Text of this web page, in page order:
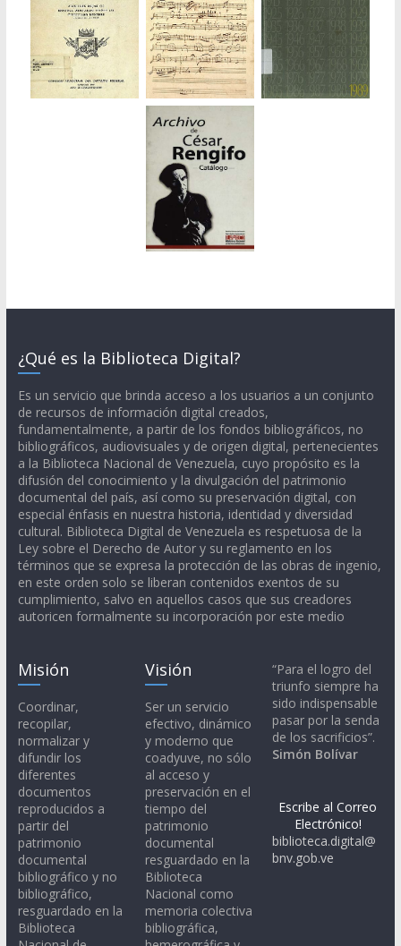
¿Qué es la Biblioteca Digital?
Es un servicio que brinda acceso a los usuarios a un conjunto
de recursos de información digital creados,
fundamentalmente, a partir de los fondos bibliográficos, no
bibliográficos, audiovisuales y de origen digital, pertenecientes
a la Biblioteca Nacional de Venezuela, cuyo propósito es la
difusión del conocimiento y la divulgación del patrimonio
documental del país, así como su preservación digital, con
especial énfasis en nuestra historia, identidad y diversidad
cultural. Biblioteca Digital de Venezuela es respetuosa de la
Ley sobre el Derecho de Autor y su reglamento en los
términos que se expresa la protección de las obras de ingenio,
en este orden solo se liberan contenidos exentos de su
cumplimiento, salvo en aquellos casos que sus creadores
autoricen formalmente su incorporación por este medio
Misión
Coordinar,
recopilar,
normalizar y
difundir los
diferentes
documentos
reproducidos a
partir del
patrimonio
documental
bibliográfico y no
bibliográfico,
resguardado en la
Biblioteca
Visión
Ser un servicio
efectivo, dinámico
y moderno que
coadyuve, no sólo
al acceso y
preservación en el
tiempo del
patrimonio
documental
resguardado en la
Biblioteca
Nacional como
memoria colectiva
bibliográfica,
“Para el logro del
triunfo siempre ha
sido indispensable
pasar por la senda
de los sacrificios”.
Simón Bolívar
Escribe al Correo
Electrónico!
biblioteca.digital@
bnv.gob.ve